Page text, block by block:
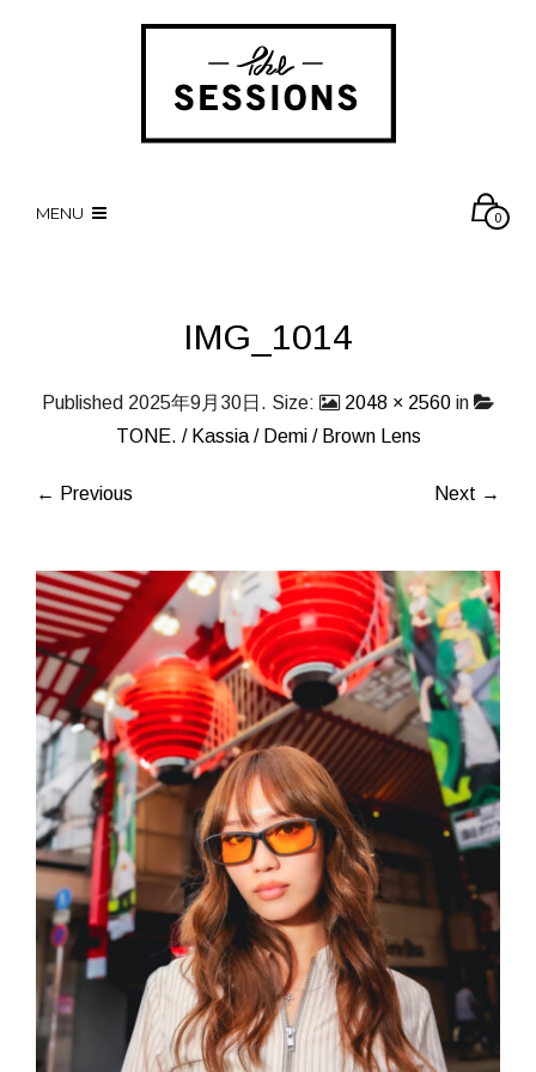
MENU 0
IMG_1014
Published 2025年9月30日 . Size: 2048 × 2560 in
TONE. / Kassia / Demi / Brown Lens
← Previous Next →